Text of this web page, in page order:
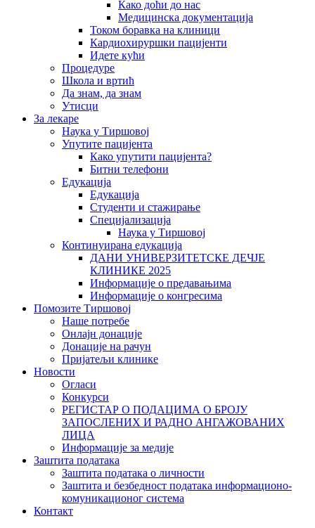
Како доћи до нас
Медицинска документација
Током боравка на клиници
Кардиохируршки пацијенти
Идете кући
Процедуре
Школа и вртић
Да знам, да знам
Утисци
За лекаре
Наука у Тиршовој
Упутите пацијента
Како упутити пацијента?
Битни телефони
Едукација
Едукација
Студенти и стажирање
Специјализација
Наука у Тиршовој
Континуирана едукација
ДАНИ УНИВЕРЗИТЕТСКЕ ДЕЧЈЕ
КЛИНИКЕ 2025
Информације о предавањима
Информације о конгресима
Помозите Тиршовој
Наше потребе
Онлајн донације
Донације на рачун
Пријатељи клинике
Новости
Огласи
Конкурси
РЕГИСТАР О ПОДАЦИМА О БРОЈУ
ЗАПОСЛЕНИХ И РАДНО АНГАЖОВАНИХ
ЛИЦА
Информације за медије
Заштита података
Заштита података о личности
Заштита и безбедност података информационо-
комуникационог система
Контакт